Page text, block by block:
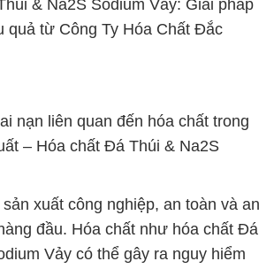
& Na2S Sodium Vảy: Giải pháp
quả từ Công Ty Hóa Chất Đắc
nạn liên quan đến hóa chất trong
– Hóa chất Đá Thúi & Na2S
xuất công nghiệp, an toàn và an
đầu. Hóa chất như hóa chất Đá
Vảy có thể gây ra nguy hiểm